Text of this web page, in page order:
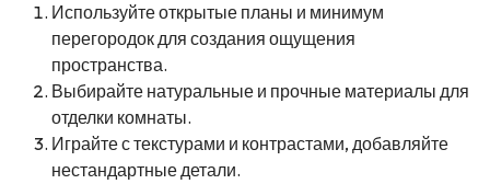
Используйте открытые планы и минимум
перегородок для создания ощущения
пространства.
Выбирайте натуральные и прочные материалы для
отделки комнаты.
Играйте с текстурами и контрастами, добавляйте
нестандартные детали.